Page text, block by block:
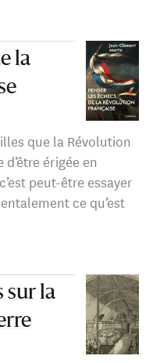
la
que la Révolution
érigée en
peut-être essayer
ce qu’est
sur la